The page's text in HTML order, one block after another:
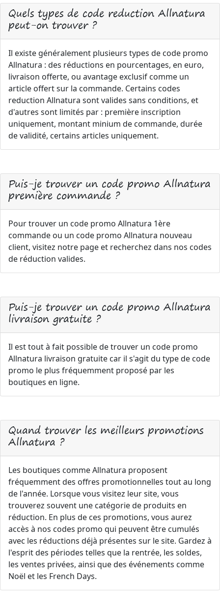
Quels types de code reduction Allnatura
peut-on trouver ?
Il existe généralement plusieurs types de code promo
Allnatura : des réductions en pourcentages, en euro,
livraison offerte, ou avantage exclusif comme un
article offert sur la commande. Certains codes
reduction Allnatura sont valides sans conditions, et
d'autres sont limités par : première inscription
uniquement, montant minium de commande, durée
de validité, certains articles uniquement.
Puis-je trouver un code promo Allnatura
première commande ?
Pour trouver un code promo Allnatura 1ère
commande ou un code promo Allnatura nouveau
client, visitez notre page et recherchez dans nos codes
de réduction valides.
Puis-je trouver un code promo Allnatura
livraison gratuite ?
Il est tout à fait possible de trouver un code promo
Allnatura livraison gratuite car il s'agit du type de code
promo le plus fréquemment proposé par les
boutiques en ligne.
Quand trouver les meilleurs promotions
Allnatura ?
Les boutiques comme Allnatura proposent
fréquemment des offres promotionnelles tout au long
de l'année. Lorsque vous visitez leur site, vous
trouverez souvent une catégorie de produits en
réduction. En plus de ces promotions, vous aurez
accès à nos codes promo qui peuvent être cumulés
avec les réductions déjà présentes sur le site. Gardez à
l'esprit des périodes telles que la rentrée, les soldes,
les ventes privées, ainsi que des événements comme
Noël et les French Days.